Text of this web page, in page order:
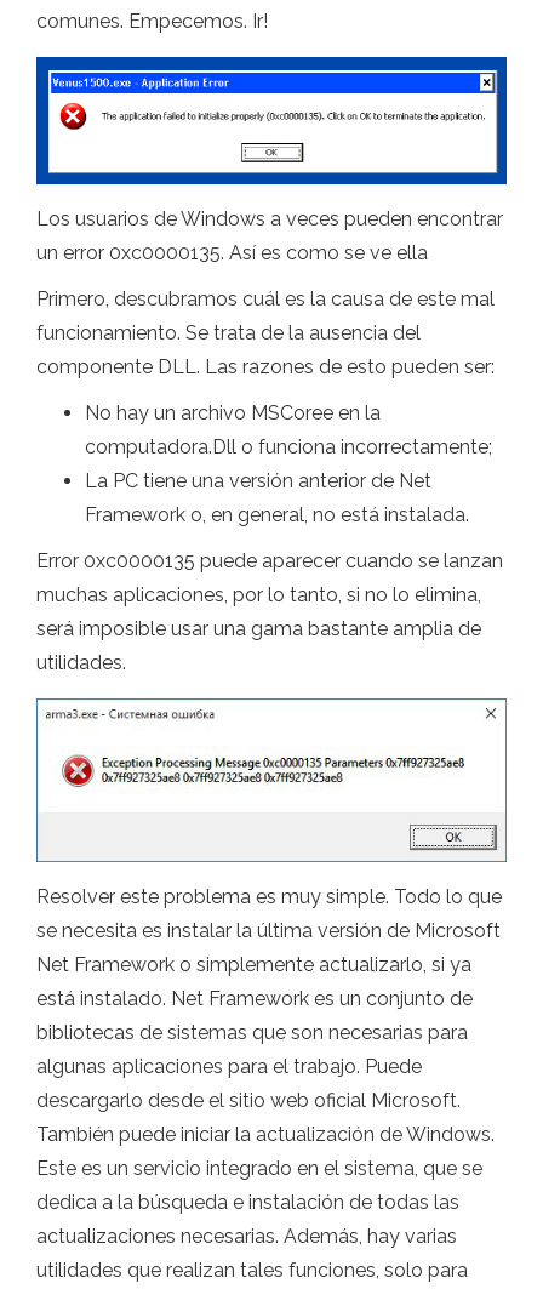
comunes. Empecemos. Ir!
Los usuarios de Windows a veces pueden encontrar
un error 0xc0000135. Así es como se ve ella
Primero, descubramos cuál es la causa de este mal
funcionamiento. Se trata de la ausencia del
componente DLL. Las razones de esto pueden ser:
No hay un archivo MSCoree en la
computadora.Dll o funciona incorrectamente;
La PC tiene una versión anterior de Net
Framework o, en general, no está instalada.
Error 0xc0000135 puede aparecer cuando se lanzan
muchas aplicaciones, por lo tanto, si no lo elimina,
será imposible usar una gama bastante amplia de
utilidades.
Resolver este problema es muy simple. Todo lo que
se necesita es instalar la última versión de Microsoft
Net Framework o simplemente actualizarlo, si ya
está instalado. Net Framework es un conjunto de
bibliotecas de sistemas que son necesarias para
algunas aplicaciones para el trabajo. Puede
descargarlo desde el sitio web oficial Microsoft.
También puede iniciar la actualización de Windows.
Este es un servicio integrado en el sistema, que se
dedica a la búsqueda e instalación de todas las
actualizaciones necesarias. Además, hay varias
utilidades que realizan tales funciones, solo para